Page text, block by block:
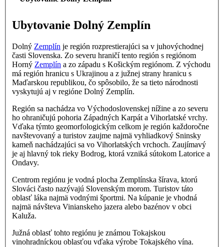
Ubytovanie Dolný Zemplín
Dolný Zemplín je región rozprestierajúci sa v juhovýchodnej
časti Slovenska. Zo severu hraničí tento región s regiónom
Horný Zemplín a zo západu s Košickým regiónom. Z východu
má región hranicu s Ukrajinou a z južnej strany hranicu s
Maďarskou republikou, čo spôsobilo, že sa tieto národnosti
vyskytujú aj v regióne Dolný Zemplín.
Región sa nachádza vo Východoslovenskej nížine a zo severu
ho ohraničujú pohoria Západných Karpát a Vihorlatské vrchy.
Vďaka týmto geomorfologickým celkom je región každoročne
navštevovaný a turistov zaujme najmä vyhliadkový Sninsky
kameň nachádzajúci sa vo Vihorlatských vrchoch. Zaujímavý
je aj hlavný tok rieky Bodrog, ktorá vzniká sútokom Latorice a
Ondavy.
Centrom regiónu je vodná plocha Zemplínska šírava, ktorú
Slováci často nazývajú Slovenským morom. Turistov táto
oblasť láka najmä vodnými športmi. Na kúpanie je vhodná
najmä návšteva Vinianskeho jazera alebo bazénov v obci
Kaluža.
Južná oblasť tohto regiónu je známou Tokajskou
vinohradníckou oblasťou vďaka výrobe Tokajského vína.